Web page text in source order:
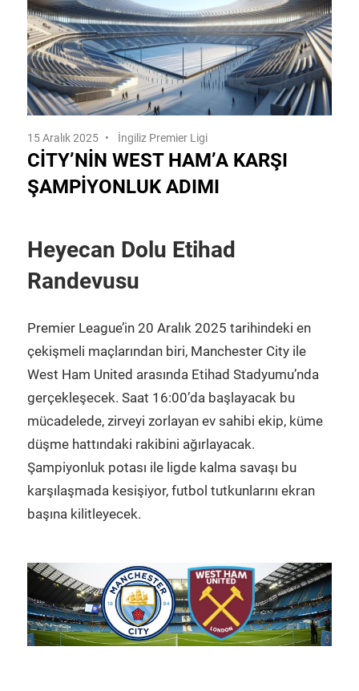
15 Aralık 2025 İngiliz Premier Ligi
CITY’NIN WEST HAM’A KARŞI
ŞAMPIYONLUK ADIMI
Heyecan Dolu Etihad
Randevusu
Premier League’in 20 Aralık 2025 tarihindeki en
çekişmeli maçlarından biri, Manchester City ile
West Ham United arasında Etihad Stadyumu’nda
gerçekleşecek. Saat 16:00’da başlayacak bu
mücadelede, zirveyi zorlayan ev sahibi ekip, küme
düşme hattındaki rakibini ağırlayacak.
Şampiyonluk potası ile ligde kalma savaşı bu
karşılaşmada kesişiyor, futbol tutkunlarını ekran
başına kilitleyecek.